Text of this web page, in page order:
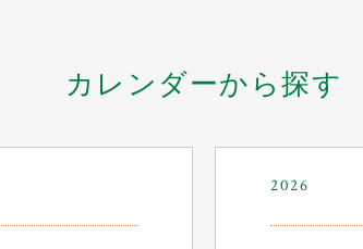
カレンダーから探す
2026